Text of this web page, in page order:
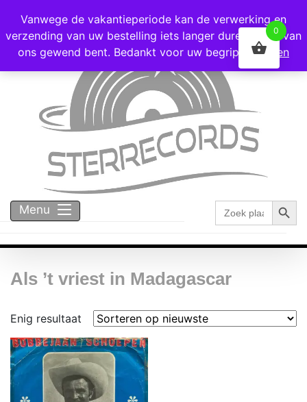
Voor 16:00 besteld = vandaag verzonden!
Menu
Zoek
naar:
Als ’t vriest in Madagascar
Enig resultaat
Vanwege de vakantieperiode kan de verwerking en
verzending van uw bestelling iets langer duren dan u van
ons gewend bent. Bedankt voor uw begrip!
Negeren
0